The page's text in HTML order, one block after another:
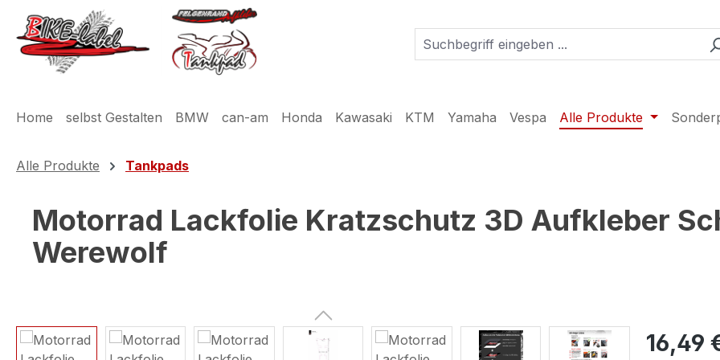
Hauptinhalt springen
Zur Suche springen
Zur Hauptnavigation springen
Home selbst Gestalten BMW can-am Honda Kawasaki KTM Yamaha Vespa Alle Produkte
Alle Produkte Tankpads
Motorrad Lackfolie Kratzschutz 3D Aufkleber
Werewolf
Bildergalerie überspringen 16,49